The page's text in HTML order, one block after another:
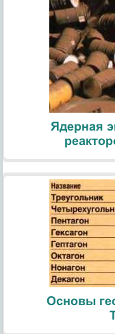
Ядерная
Основы